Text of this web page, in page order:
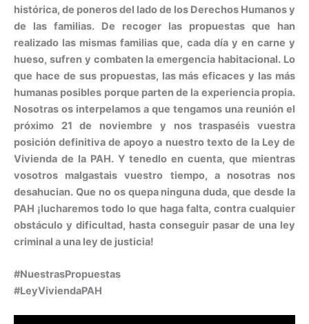
histórica, de poneros del lado de los Derechos Humanos y
de las familias. De recoger las propuestas que han
realizado las mismas familias que, cada día y en carne y
hueso, sufren y combaten la emergencia habitacional. Lo
que hace de sus propuestas, las más eficaces y las más
humanas posibles porque parten de la experiencia propia.
Nosotras os interpelamos a que tengamos una reunión el
próximo 21 de noviembre y nos traspaséis vuestra
posición definitiva de apoyo a nuestro texto de la Ley de
Vivienda de la PAH. Y tenedlo en cuenta, que mientras
vosotros malgastais vuestro tiempo, a nosotras nos
desahucian. Que no os quepa ninguna duda, que desde la
PAH ¡lucharemos todo lo que haga falta, contra cualquier
obstáculo y dificultad, hasta conseguir pasar de una ley
criminal a una ley de justicia!
#NuestrasPropuestas
#LeyViviendaPAH